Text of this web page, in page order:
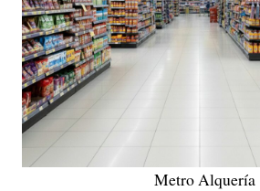
Metro Alquería